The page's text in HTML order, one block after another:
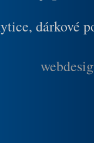
dárkové